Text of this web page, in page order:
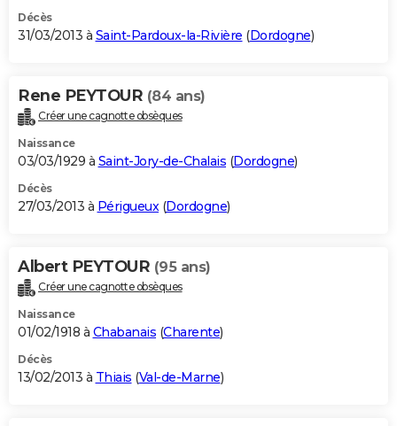
Décès
31/03/2013 à Saint-Pardoux-la-Rivière (Dordogne)
Rene PEYTOUR (84 ans)
Créer une cagnotte obsèques
Naissance
03/03/1929 à Saint-Jory-de-Chalais (Dordogne)
Décès
27/03/2013 à Périgueux(Dordogne)
Albert PEYTOUR (95 ans)
Créer une cagnotte obsèques
Naissance
01/02/1918 à Chabanais (Charente)
Décès
13/02/2013 à Thiais (Val-de-Marne)